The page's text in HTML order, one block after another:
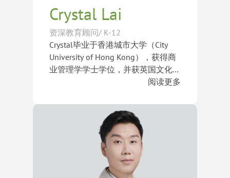
Hall）、霍奇基斯中学（The
Hotchkiss School）、威斯敏斯特学
校（Westminster School）、圣保罗
女子学校（St Paul’s Girls’
School）、切尔滕纳姆女子学院
（Cheltenham Ladies’ College）、博
耐顿学校（Benenden School）、拉
公学（Fettes College）等英美顶尖
Crystal Lai
资深教育顾问/ K-12
Crystal毕业于香港城市大学（City
University of Hong Kong），获得商
业管理学学士学位，并获英国文化协
会（British Council）官方顾问认
升学规划经验，累计帮助超过300个
家庭完成英国、美国及欧洲国家的中
学与大学申请，对英式教育体系及寄
宿学校申请拥有丰富的专业经验。
访寄宿学校，与学校招生团队保持密
切联系，对学校文化、课程体系、校
园生活及录取要求拥有深入且全面的
了解。她擅长结合学生的学术背景、
兴趣特长及未来发展方向，为学生制
定个性化升学规划，并帮助家庭找到
截至目前，Crystal已成功帮助学生获
得怀科姆女学院（Wycombe
Abbey）、塞文诺克斯学校
阅读更多